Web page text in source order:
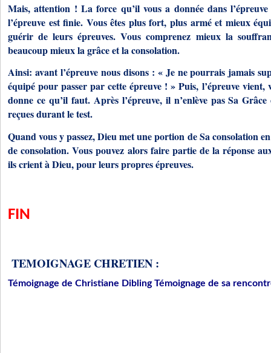
Mais, attention ! La force qu’il vous a donnée dans
l’épreuve est finie. Vous êtes plus fort, plus armé et mieux
guérir de leurs épreuves. Vous comprenez mieux la
beaucoup mieux la grâce et la consolation.
Ainsi: avant l’épreuve nous disons : « Je ne pourrais jamais
équipé pour passer par cette épreuve ! » Puis, l’épreuve vient,
donne ce qu’il faut. Après l’épreuve, il n’enlève pas Sa
reçues durant le test.
Quand vous y passez, Dieu met une portion de Sa consolation
de consolation. Vous pouvez alors faire partie de la réponse
ils crient à Dieu, pour leurs propres épreuves.
FIN
TEMOIGNAGE CHRETIEN :
Témoignage de Christiane Dibling Témoignage de sa